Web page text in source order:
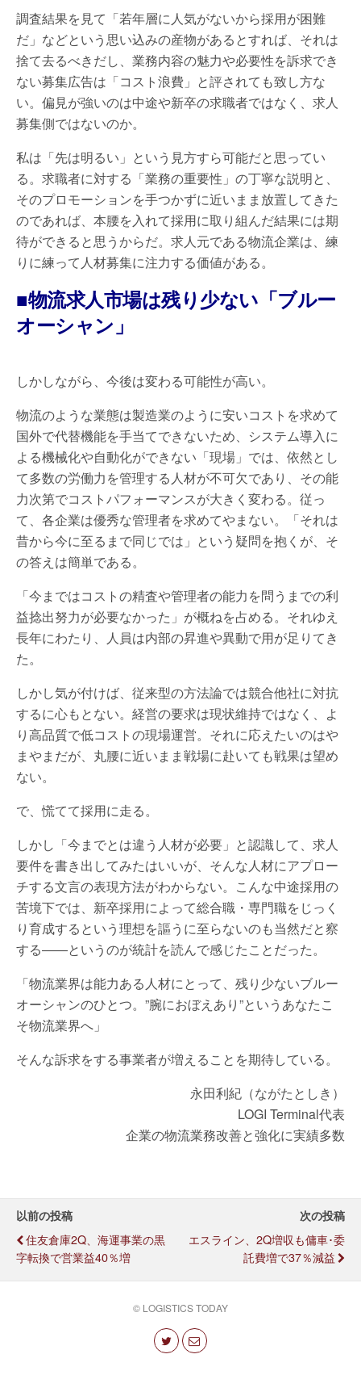
調査結果を見て「若年層に人気がないから採用が困難
だ」などという思い込みの産物があるとすれば、それは
捨て去るべきだし、業務内容の魅力や必要性を訴求でき
ない募集広告は「コスト浪費」と評されても致し方な
い。偏見が強いのは中途や新卒の求職者ではなく、求人
募集側ではないのか。
私は「先は明るい」という見方すら可能だと思ってい
る。求職者に対する「業務の重要性」の丁寧な説明と、
そのプロモーションを手つかずに近いまま放置してきた
のであれば、本腰を入れて採用に取り組んだ結果には期
待ができると思うからだ。求人元である物流企業は、練
りに練って人材募集に注力する価値がある。
■物流求人市場は残り少ない「ブルー
オーシャン」
しかしながら、今後は変わる可能性が高い。
物流のような業態は製造業のように安いコストを求めて
国外で代替機能を手当てできないため、システム導入に
よる機械化や自動化ができない「現場」では、依然とし
て多数の労働力を管理する人材が不可欠であり、その能
力次第でコストパフォーマンスが大きく変わる。従っ
て、各企業は優秀な管理者を求めてやまない。「それは
昔から今に至るまで同じでは」という疑問を抱くが、そ
の答えは簡単である。
「今まではコストの精査や管理者の能力を問うまでの利
益捻出努力が必要なかった」が概ねを占める。それゆえ
長年にわたり、人員は内部の昇進や異動で用が足りてき
た。
しかし気が付けば、従来型の方法論では競合他社に対抗
するに心もとない。経営の要求は現状維持ではなく、よ
り高品質で低コストの現場運営。それに応えたいのはや
まやまだが、丸腰に近いまま戦場に赴いても戦果は望め
ない。
で、慌てて採用に走る。
しかし「今までとは違う人材が必要」と認識して、求人
要件を書き出してみたはいいが、そんな人材にアプロー
チする文言の表現方法がわからない。こんな中途採用の
苦境下では、新卒採用によって総合職・専門職をじっく
り育成するという理想を謳うに至らないのも当然だと察
する――というのが統計を読んで感じたことだった。
「物流業界は能力ある人材にとって、残り少ないブルー
オーシャンのひとつ。”腕におぼえあり”というあなたこ
そ物流業界へ」
そんな訴求をする事業者が増えることを期待している。
永田利紀（ながたとしき）
LOGI Terminal代表
企業の物流業務改善と強化に実績多数
以前の投稿
住友倉庫2Q、海運事業の黒
字転換で営業益40％増
次の投稿
エスライン、2Q増収も傭車･委
託費増で37％減益
© LOGISTICS TODAY